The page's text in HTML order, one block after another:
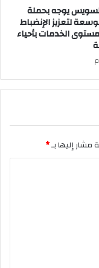
يوجه بحملة
لتعزيز الإنضباط
الخدمات بأحياء
مشار إليها بـ*